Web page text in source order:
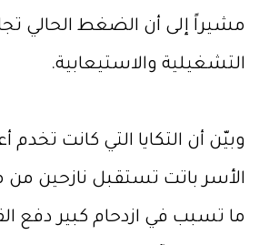
مشيراً إلى أن الضغط الحالي
التشغيلية والاستيعابية.
وبيّن أن التكايا التي كانت تخدم
الأسر باتت تستقبل نازحين
ما تسبب في ازدحام كبير دفع